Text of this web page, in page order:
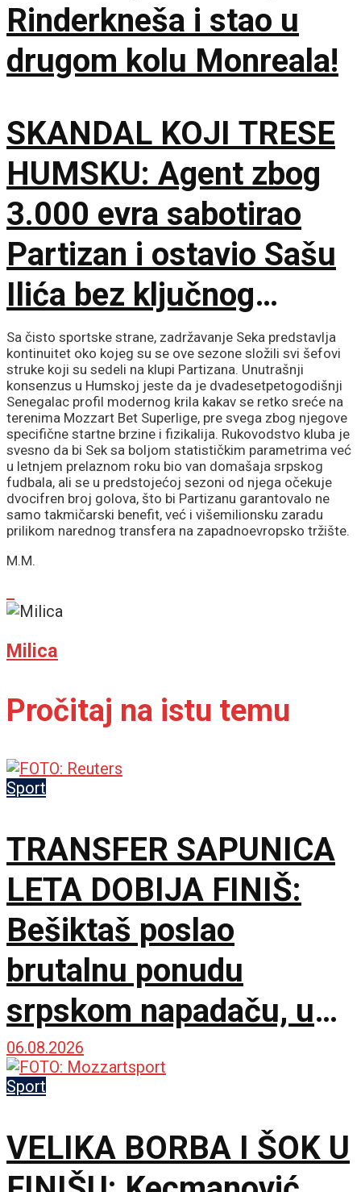
Rinderkneša i stao u
drugom kolu Monreala!
SKANDAL KOJI TRESE
HUMSKU: Agent zbog
3.000 evra sabotirao
Partizan i ostavio Sašu
Ilića bez ključnog
pojačanja za Evropu!
Sa čisto sportske strane, zadržavanje Seka predstavlja
kontinuitet oko kojeg su se ove sezone složili svi šefovi
struke koji su sedeli na klupi Partizana. Unutrašnji
konsenzus u Humskoj jeste da je dvadesetpetogodišnji
Senegalac profil modernog krila kakav se retko sreće na
terenima Mozzart Bet Superlige, pre svega zbog njegove
specifične startne brzine i fizikalija. Rukovodstvo kluba je
svesno da bi Sek sa boljom statističkim parametrima već
u letnjem prelaznom roku bio van domašaja srpskog
fudbala, ali se u predstojećoj sezoni od njega očekuje
dvocifren broj golova, što bi Partizanu garantovalo ne
samo takmičarski benefit, već i višemilionsku zaradu
prilikom narednog transfera na zapadnoevropsko tržište.
M.M.
Milica
Pročitaj na istu temu
Sport
TRANSFER SAPUNICA
LETA DOBIJA FINIŠ:
Bešiktaš poslao
brutalnu ponudu
srpskom napadaču, u
trku se uključio i
Atletiko Madrid!
06.08.2026
Sport
VELIKA BORBA I ŠOK U